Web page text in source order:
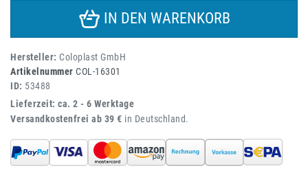
IN DEN WARENKORB
Hersteller: Coloplast GmbH
Artikelnummer COL-16301
ID: 53488
Lieferzeit: ca. 2 - 6 Werktage
Versandkostenfrei ab 39 € in Deutschland.